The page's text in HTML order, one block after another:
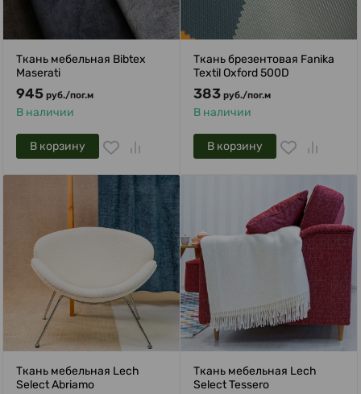
Ткань мебельная Bibtex
Maserati
945 руб./пог.м
В наличии
В корзину
Ткань брезентовая Fanika
Textil Oxford 500D
383 руб./пог.м
В наличии
В корзину
Ткань мебельная Lech
Select Abriamo
Ткань мебельная Lech
Select Tessero